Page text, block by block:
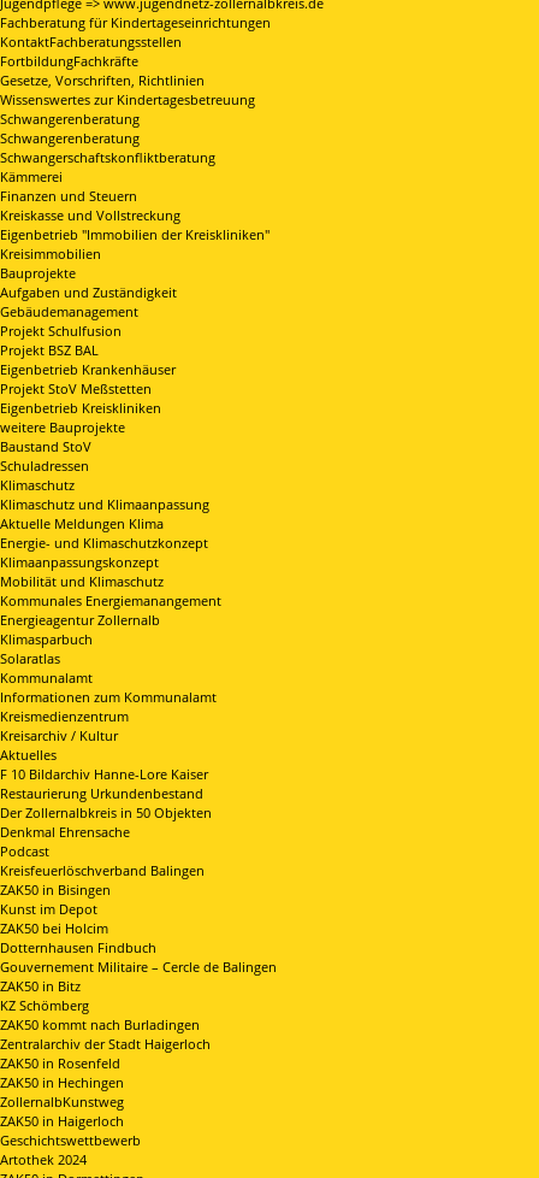
Fachberatung für Kindertageseinrichtungen
KontaktFachberatungsstellen
FortbildungFachkräfte
Gesetze, Vorschriften, Richtlinien
Wissenswertes zur Kindertagesbetreuung
Schwangerenberatung
Schwangerenberatung
Schwangerschaftskonfliktberatung
Kämmerei
Finanzen und Steuern
Kreiskasse und Vollstreckung
Eigenbetrieb "Immobilien der Kreiskliniken"
Kreisimmobilien
Bauprojekte
Aufgaben und Zuständigkeit
Gebäudemanagement
Projekt Schulfusion
Projekt BSZ BAL
Eigenbetrieb Krankenhäuser
Projekt StoV Meßstetten
Eigenbetrieb Kreiskliniken
weitere Bauprojekte
Baustand StoV
Schuladressen
Klimaschutz
Klimaschutz und Klimaanpassung
Aktuelle Meldungen Klima
Energie- und Klimaschutzkonzept
Klimaanpassungskonzept
Mobilität und Klimaschutz
Kommunales Energiemanangement
Energieagentur Zollernalb
Klimasparbuch
Solaratlas
Kommunalamt
Informationen zum Kommunalamt
Kreismedienzentrum
Kreisarchiv / Kultur
Aktuelles
F 10 Bildarchiv Hanne-Lore Kaiser
Restaurierung Urkundenbestand
Der Zollernalbkreis in 50 Objekten
Denkmal Ehrensache
Podcast
Kreisfeuerlöschverband Balingen
ZAK50 in Bisingen
Kunst im Depot
ZAK50 bei Holcim
Dotternhausen Findbuch
Gouvernement Militaire – Cercle de Balingen
ZAK50 in Bitz
KZ Schömberg
ZAK50 kommt nach Burladingen
Zentralarchiv der Stadt Haigerloch
ZAK50 in Rosenfeld
ZAK50 in Hechingen
ZollernalbKunstweg
ZAK50 in Haigerloch
Geschichtswettbewerb
Artothek 2024